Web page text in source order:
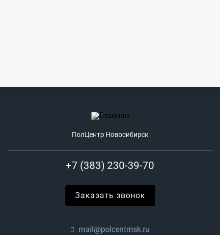
ПолЦентр Новосибирск
+7 (383) 230-39-70
Заказать звонок
mail@polcentrnsk.ru